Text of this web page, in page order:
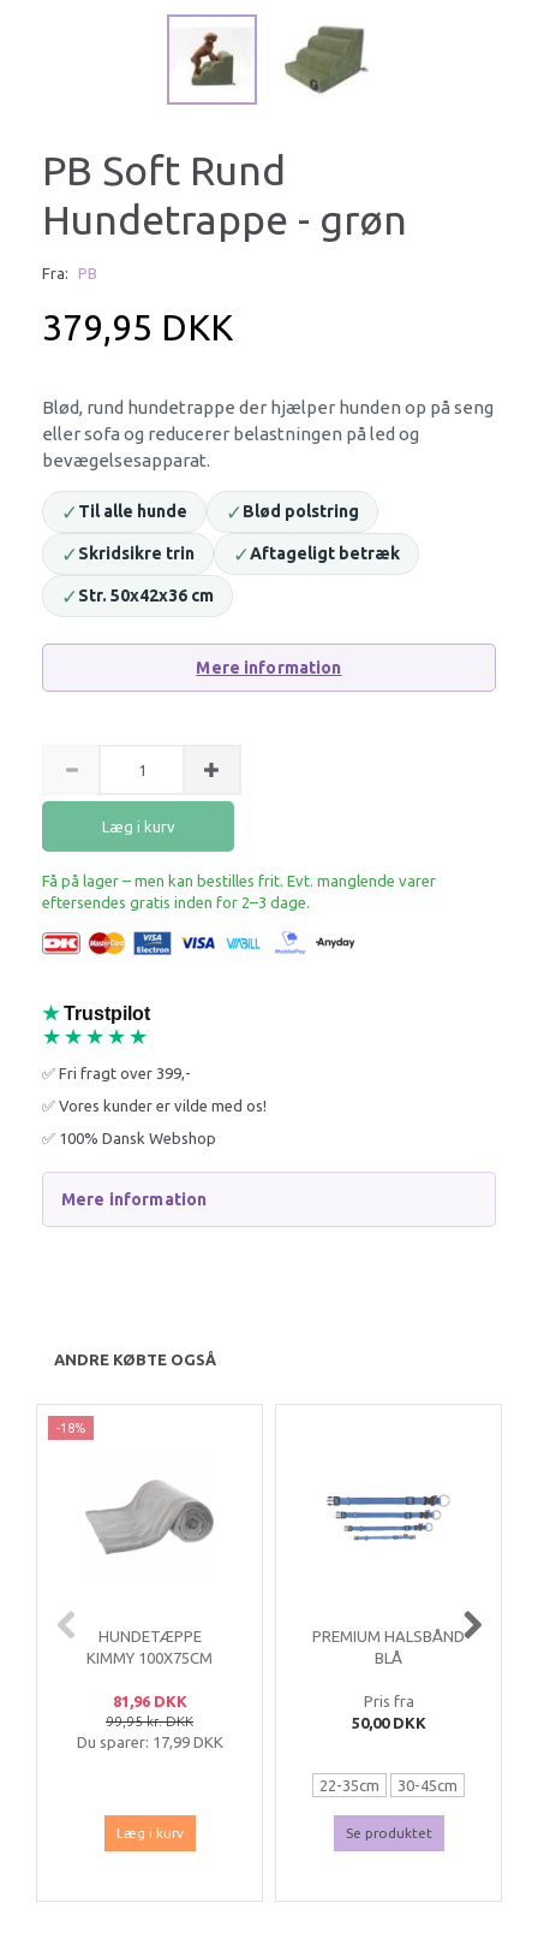
PB Soft Rund
Hundetrappe - grøn
Fra: PB
379,95 DKK
Blød, rund hundetrappe der hjælper hunden op på seng
eller sofa og reducerer belastningen på led og
bevægelsesapparat.
✓Til alle hunde ✓Blød polstring
✓Skridsikre trin ✓Aftageligt betræk
✓Str. 50x42x36 cm
Mere information
Læg i kurv
Få på lager – men kan bestilles frit. Evt. manglende varer
eftersendes gratis inden for 2–3 dage.
★ Trustpilot
★★★★★
✅ Fri fragt over 399,-
✅ Vores kunder er vilde med os!
✅ 100% Dansk Webshop
Mere information
ANDRE KØBTE OGSÅ
-18%
HUNDETÆPPE
KIMMY 100X75CM
81,96 DKK
99,95 kr. DKK
Du sparer: 17,99 DKK
Læg i kurv
PREMIUM HALSBÅND
BLÅ
Pris fra
50,00 DKK
22-35cm
30-45cm
35-55cm
40-65cm
15-25cm
Se produktet